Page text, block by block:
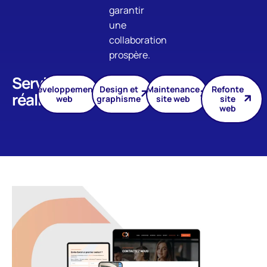
garantir
une
collaboration
prospère.
Services
réalisés
Développement
web
Design et
graphisme
Maintenance
site web
Refonte
site
web